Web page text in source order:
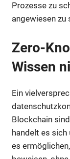
Prozesse zu
angewiesen zu
Zero-
Wissen
Ein
Blockchain
handelt es
es